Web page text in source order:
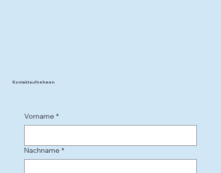
Kontakt aufnehmen
Vorname *
Nachname *